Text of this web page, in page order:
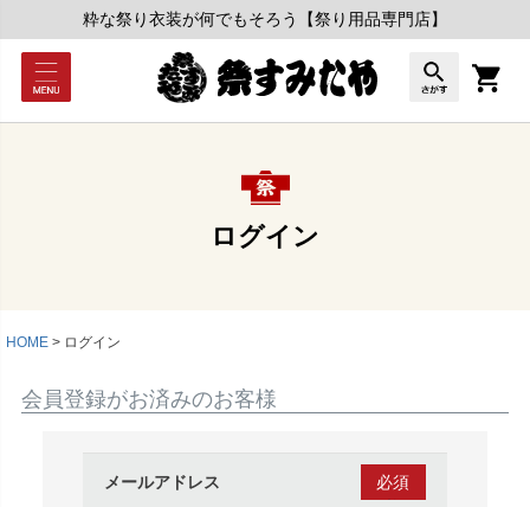
粋な祭り衣装が何でもそろう【祭り用品専門店】
ログイン
HOME ログイン
会員登録がお済みのお客様
メールアドレス